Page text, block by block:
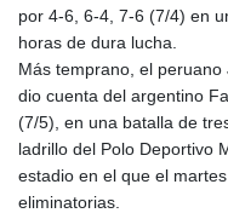
por 4-6, 6-4, 7-6 (7/4) en
horas de dura lucha.
Más temprano, el peruano
dio cuenta del argentino
(7/5), en una batalla de
ladrillo del Polo Deportivo
estadio en el que el
eliminatorias.